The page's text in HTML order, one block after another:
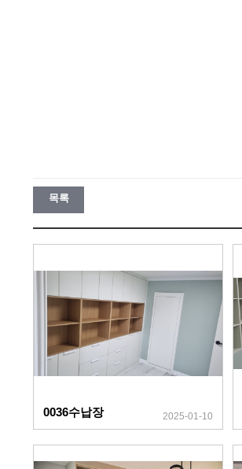
목록
0036수납장 2025-01-10